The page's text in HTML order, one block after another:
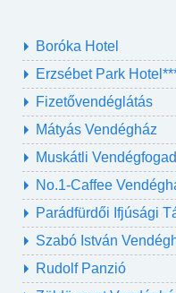
Boróka Hotel
Erzsébet Park
Fizetővendéglátás
Mátyás Vendégház
Muskátli
No.1-Caffee
Parádfürdői Ifjúsági
Szabó István
Rudolf Panzió